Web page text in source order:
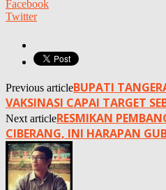
Facebook
Twitter
Previous articleBUPATI
VAKSINASI CAPAI TARGET
Next articleRESMIKAN
CIBERANG, INI HARAPAN